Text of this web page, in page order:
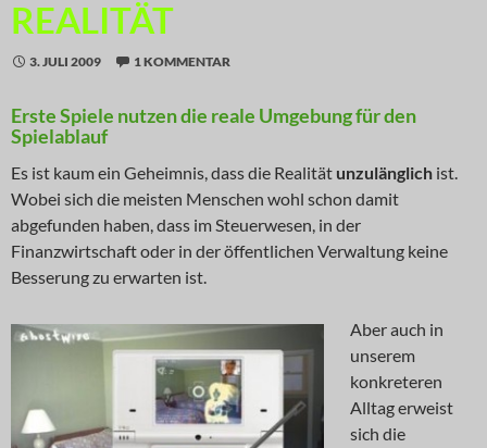
REALITÄT
3. JULI 2009 1 KOMMENTAR
Erste Spiele nutzen die reale Umgebung für den
Spielablauf
Es ist kaum ein Geheimnis, dass die Realität unzulänglich ist.
Wobei sich die meisten Menschen wohl schon damit
abgefunden haben, dass im Steuerwesen, in der
Finanzwirtschaft oder in der öffentlichen Verwaltung keine
Besserung zu erwarten ist.
Aber auch in
unserem
konkreteren
Alltag erweist
sich die